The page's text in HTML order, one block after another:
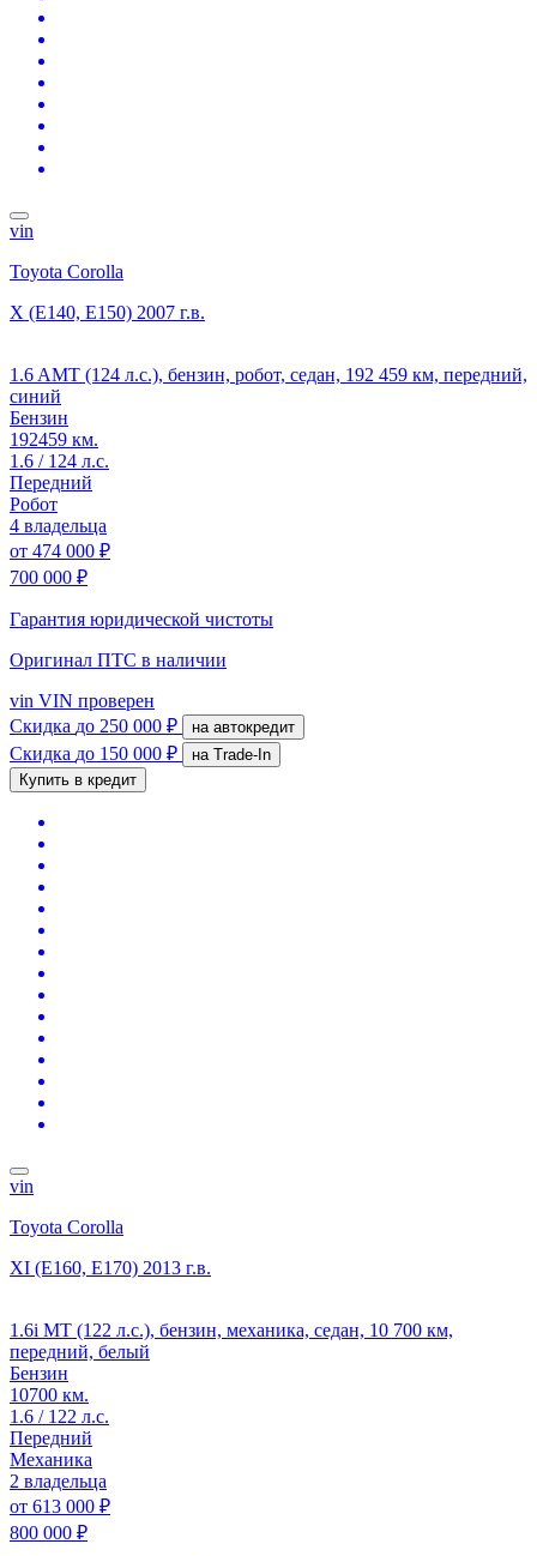
vin
Toyota Corolla
X (E140, E150) 2007 г.в.
1.6 AMT (124 л.с.), бензин, робот, седан, 192 459 км, передний,
синий
Бензин
192459 км.
1.6 / 124 л.с.
Передний
Робот
4 владельца
от 474 000 ₽
700 000 ₽
Гарантия юридической чистоты
Оригинал ПТС в наличии
vin VIN проверен
Скидка до 250 000 ₽ на автокредит
Скидка до 150 000 ₽
на Trade-In
Купить в кредит
vin
Toyota Corolla
XI (E160, E170) 2013 г.в.
1.6i MT (122 л.с.), бензин, механика, седан, 10 700 км,
передний, белый
Бензин
10700 км.
1.6 / 122 л.с.
Передний
Механика
2 владельца
от 613 000 ₽
800 000 ₽